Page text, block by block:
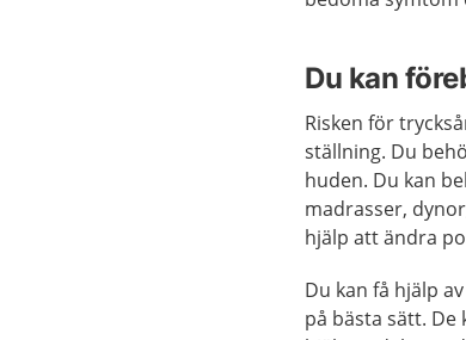
Du kan
Risken för
ställning. Du
huden. Du kan
madrasser,
hjälp att ändra
Du kan få hjälp
på bästa sätt. De